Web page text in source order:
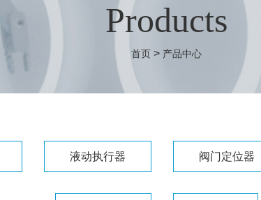
Products
首页> 产品中心
液动执行器 阀门定位器